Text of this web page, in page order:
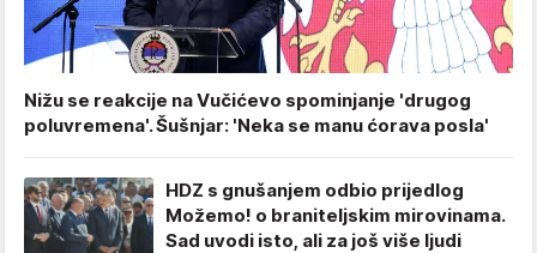
Nižu se reakcije na Vučićevo spominjanje 'drugog
poluvremena'. Šušnjar: 'Neka se manu ćorava posla'
HDZ s gnušanjem odbio prijedlog
Možemo! o braniteljskim mirovinama.
Sad uvodi isto, ali za još više ljudi